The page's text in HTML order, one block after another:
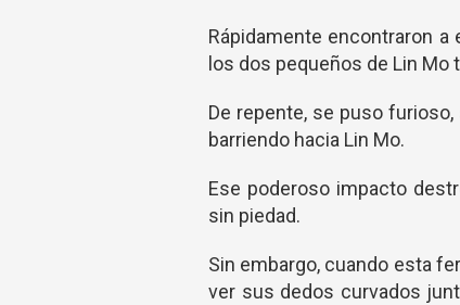
Rápidamente encontraron
los dos pequeños de Lin Mo
De repente, se puso
barriendo hacia Lin Mo.
Ese poderoso impacto
sin piedad.
Sin embargo, cuando esta
ver sus dedos curvados